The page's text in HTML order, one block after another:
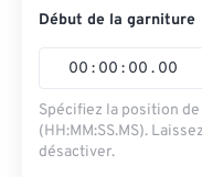
Début de la garniture
00 : 00 : 00 . 00
Spécifiez la position
(HH:MM:SS.MS).
désactiver.